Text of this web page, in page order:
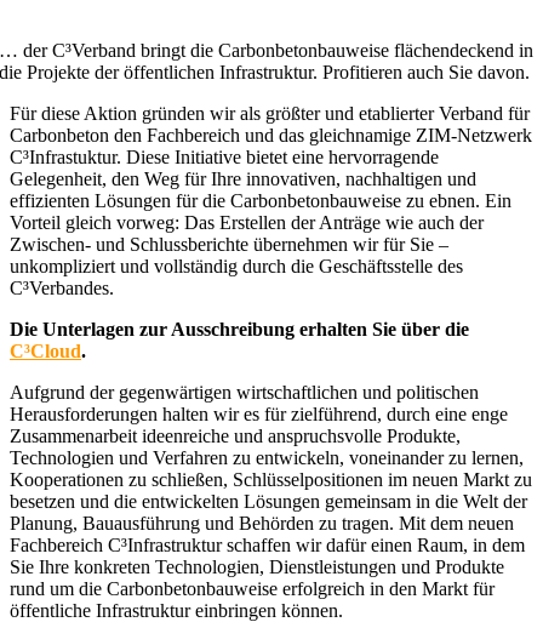
… der C³Verband bringt die Carbonbetonbauweise flächendeckend in
die Projekte der öffentlichen Infrastruktur. Profitieren auch Sie davon.
Für diese Aktion gründen wir als größter und etablierter Verband für
Carbonbeton den Fachbereich und das gleichnamige ZIM-Netzwerk
C³Infrastuktur. Diese Initiative bietet eine hervorragende
Gelegenheit, den Weg für Ihre innovativen, nachhaltigen und
effizienten Lösungen für die Carbonbetonbauweise zu ebnen. Ein
Vorteil gleich vorweg: Das Erstellen der Anträge wie auch der
Zwischen- und Schlussberichte übernehmen wir für Sie –
unkompliziert und vollständig durch die Geschäftsstelle des
C³Verbandes.
Die Unterlagen zur Ausschreibung erhalten Sie über die
C³Cloud.
Aufgrund der gegenwärtigen wirtschaftlichen und politischen
Herausforderungen halten wir es für zielführend, durch eine enge
Zusammenarbeit ideenreiche und anspruchsvolle Produkte,
Technologien und Verfahren zu entwickeln, voneinander zu lernen,
Kooperationen zu schließen, Schlüsselpositionen im neuen Markt zu
besetzen und die entwickelten Lösungen gemeinsam in die Welt der
Planung, Bauausführung und Behörden zu tragen. Mit dem neuen
Fachbereich C³Infrastruktur schaffen wir dafür einen Raum, in dem
Sie Ihre konkreten Technologien, Dienstleistungen und Produkte
rund um die Carbonbetonbauweise erfolgreich in den Markt für
öffentliche Infrastruktur einbringen können.